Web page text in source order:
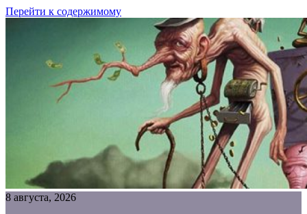
Перейти к содержимому
8 августа, 2026